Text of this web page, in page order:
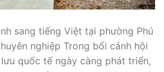
sang tiếng Việt tại phường Phú
nghiệp Trong bối cảnh hội
quốc tế ngày càng phát triển,